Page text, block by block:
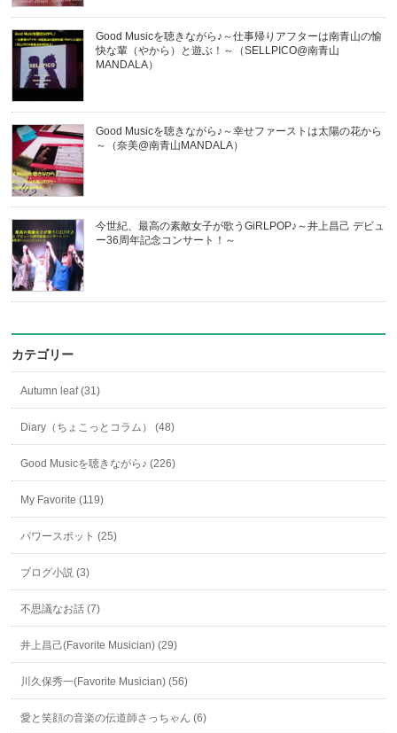
Good Musicを聴きながら♪～仕事帰りアフターは南青山の愉
快な輩（やから）と遊ぶ！～（SELLPICO@南青山
MANDALA）
Good Musicを聴きながら♪～幸せファーストは太陽の花から
～（奈美@南青山MANDALA）
今世紀、最高の素敵女子が歌うGiRLPOP♪～井上昌己 デビュ
ー36周年記念コンサート！～
カテゴリー
Autumn leaf (31)
Diary（ちょこっとコラム） (48)
Good Musicを聴きながら♪ (226)
My Favorite (119)
パワースポット (25)
ブログ小説 (3)
不思議なお話 (7)
井上昌己(Favorite Musician) (29)
川久保秀一(Favorite Musician) (56)
愛と笑顔の音楽の伝道師さっちゃん (6)